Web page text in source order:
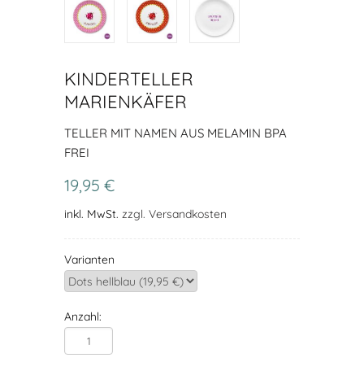
KINDERTELLER
MARIENKÄFER
TELLER MIT NAMEN AUS MELAMIN BPA
FREI
19,95 €
inkl. MwSt. zzgl. Versandkosten
Varianten
Anzahl: